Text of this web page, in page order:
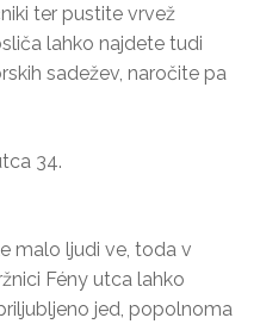
ter pustite vrvež
lahko najdete tudi
sadežev, naročite pa
34.
malo ljudi ve, toda v
Fény utca lahko
jed, popolnoma